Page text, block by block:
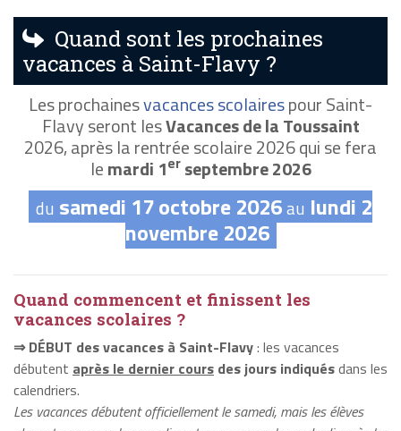
Quand sont les prochaines
vacances à Saint-Flavy ?
Les prochainesvacances scolairespour Saint-
Flavy seront lesVacances de la Toussaint
2026, après la rentrée scolaire 2026 qui se fera
lemardi 1erseptembre 2026
du samedi 17 octobre 2026au lundi 2
novembre 2026
Quand commencent et finissent les
vacances scolaires ?
⇒ DÉBUT des vacances à Saint-Flavy: les vacances
débutent après le dernier cours des jours indiquésdans les
calendriers.
Les vacances débutent officiellement le samedi, mais les élèves